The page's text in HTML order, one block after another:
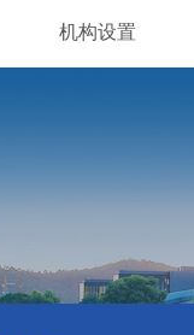
机构设置